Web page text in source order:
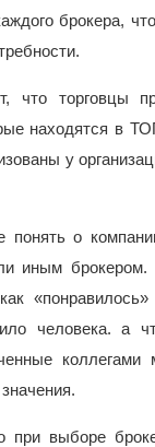
брокера,
что торговцы
находятся в
у
понять о
иным брокером.
человека. а
при выборе